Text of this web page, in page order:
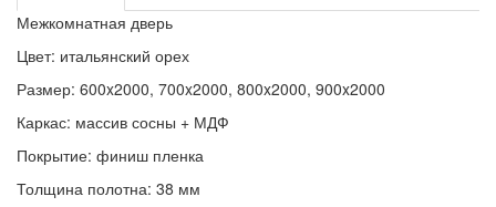
Межкомнатная дверь
Цвет: итальянский орех
Размер: 600x2000, 700x2000, 800x2000, 900x2000
Каркас: массив сосны + МДФ
Покрытие: финиш пленка
Толщина полотна: 38 мм